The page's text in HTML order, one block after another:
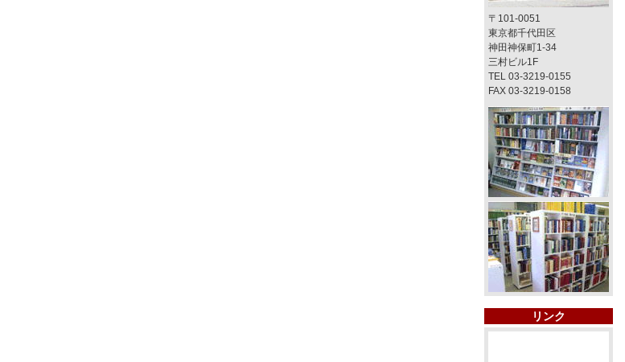
〒101-0051
東京都千代田区
神田神保町1-34
三村ビル1F
TEL 03-3219-0155
FAX 03-3219-0158
リンク